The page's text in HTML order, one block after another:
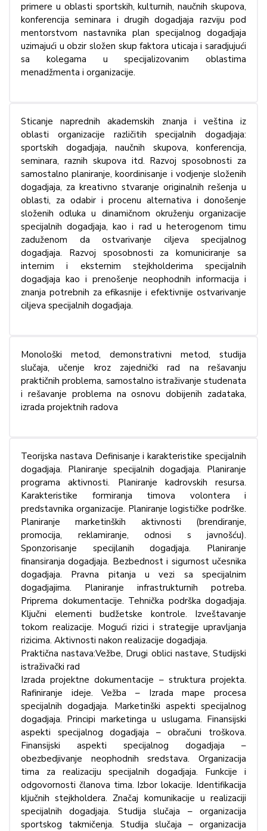
primere u oblasti sportskih, kulturnih, naučnih skupova,
konferencija seminara i drugih dogadjaja razviju pod
mentorstvom nastavnika plan specijalnog dogadjaja
uzimajući u obzir složen skup faktora uticaja i saradjujući
sa kolegama u specijalizovanim oblastima
menadžmenta i organizacije.
Sticanje naprednih akademskih znanja i veština iz
oblasti organizacije različitih specijalnih dogadjaja:
sportskih dogadjaja, naučnih skupova, konferencija,
seminara, raznih skupova itd. Razvoj sposobnosti za
samostalno planiranje, koordinisanje i vodjenje složenih
dogadjaja, za kreativno stvaranje originalnih rešenja u
oblasti, za odabir i procenu alternativa i donošenje
složenih odluka u dinamičnom okruženju organizacije
specijalnih dogadjaja, kao i rad u heterogenom timu
zaduženom da ostvarivanje ciljeva specijalnog
dogadjaja. Razvoj sposobnosti za komuniciranje sa
internim i eksternim stejkholderima specijalnih
dogadjaja kao i prenošenje neophodnih informacija i
znanja potrebnih za efikasnije i efektivnije ostvarivanje
ciljeva specijalnih dogadjaja.
Monološki metod, demonstrativni metod, studija
slučaja, učenje kroz zajednički rad na rešavanju
praktičnih problema, samostalno istraživanje studenata
i rešavanje problema na osnovu dobijenih zadataka,
izrada projektnih radova
Teorijska nastava Definisanje i karakteristike specijalnih
dogadjaja. Planiranje specijalnih dogadjaja. Planiranje
programa aktivnosti. Planiranje kadrovskih resursa.
Karakteristike formiranja timova volontera i
predstavnika organizacije. Planiranje logističke podrške.
Planiranje marketinških aktivnosti (brendiranje,
promocija, reklamiranje, odnosi s javnošću).
Sponzorisanje specijlanih dogadjaja. Planiranje
finansiranja dogadjaja. Bezbednost i sigurnost učesnika
dogadjaja. Pravna pitanja u vezi sa specijalnim
dogadjajima. Planiranje infrastrukturnih potreba.
Priprema dokumentacije. Tehnička podrška dogadjaja.
Ključni elementi budžetske kontrole. Izveštavanje
tokom realizacije. Mogući rizici i strategije upravljanja
rizicima. Aktivnosti nakon realizacije dogadjaja.
Praktična nastava:Vežbe, Drugi oblici nastave, Studijski
istraživački rad
Izrada projektne dokumentacije – struktura projekta.
Rafiniranje ideje. Vežba – Izrada mape procesa
specijalnih dogadjaja. Marketinški aspekti specijalnog
dogadjaja. Principi marketinga u uslugama. Finansijski
aspekti specijalnog dogadjaja – obračuni troškova.
Finansijski aspekti specijalnog dogadjaja –
obezbedjivanje neophodnih sredstava. Organizacija
tima za realizaciju specijalnih dogadjaja. Funkcije i
odgovornosti članova tima. Izbor lokacije. Identifikacija
ključnih stejkholdera. Značaj komunikacije u realizaciji
specijalnih dogadjaja. Studija slučaja – organizacija
sportskog takmičenja. Studija slučaja – organizacija